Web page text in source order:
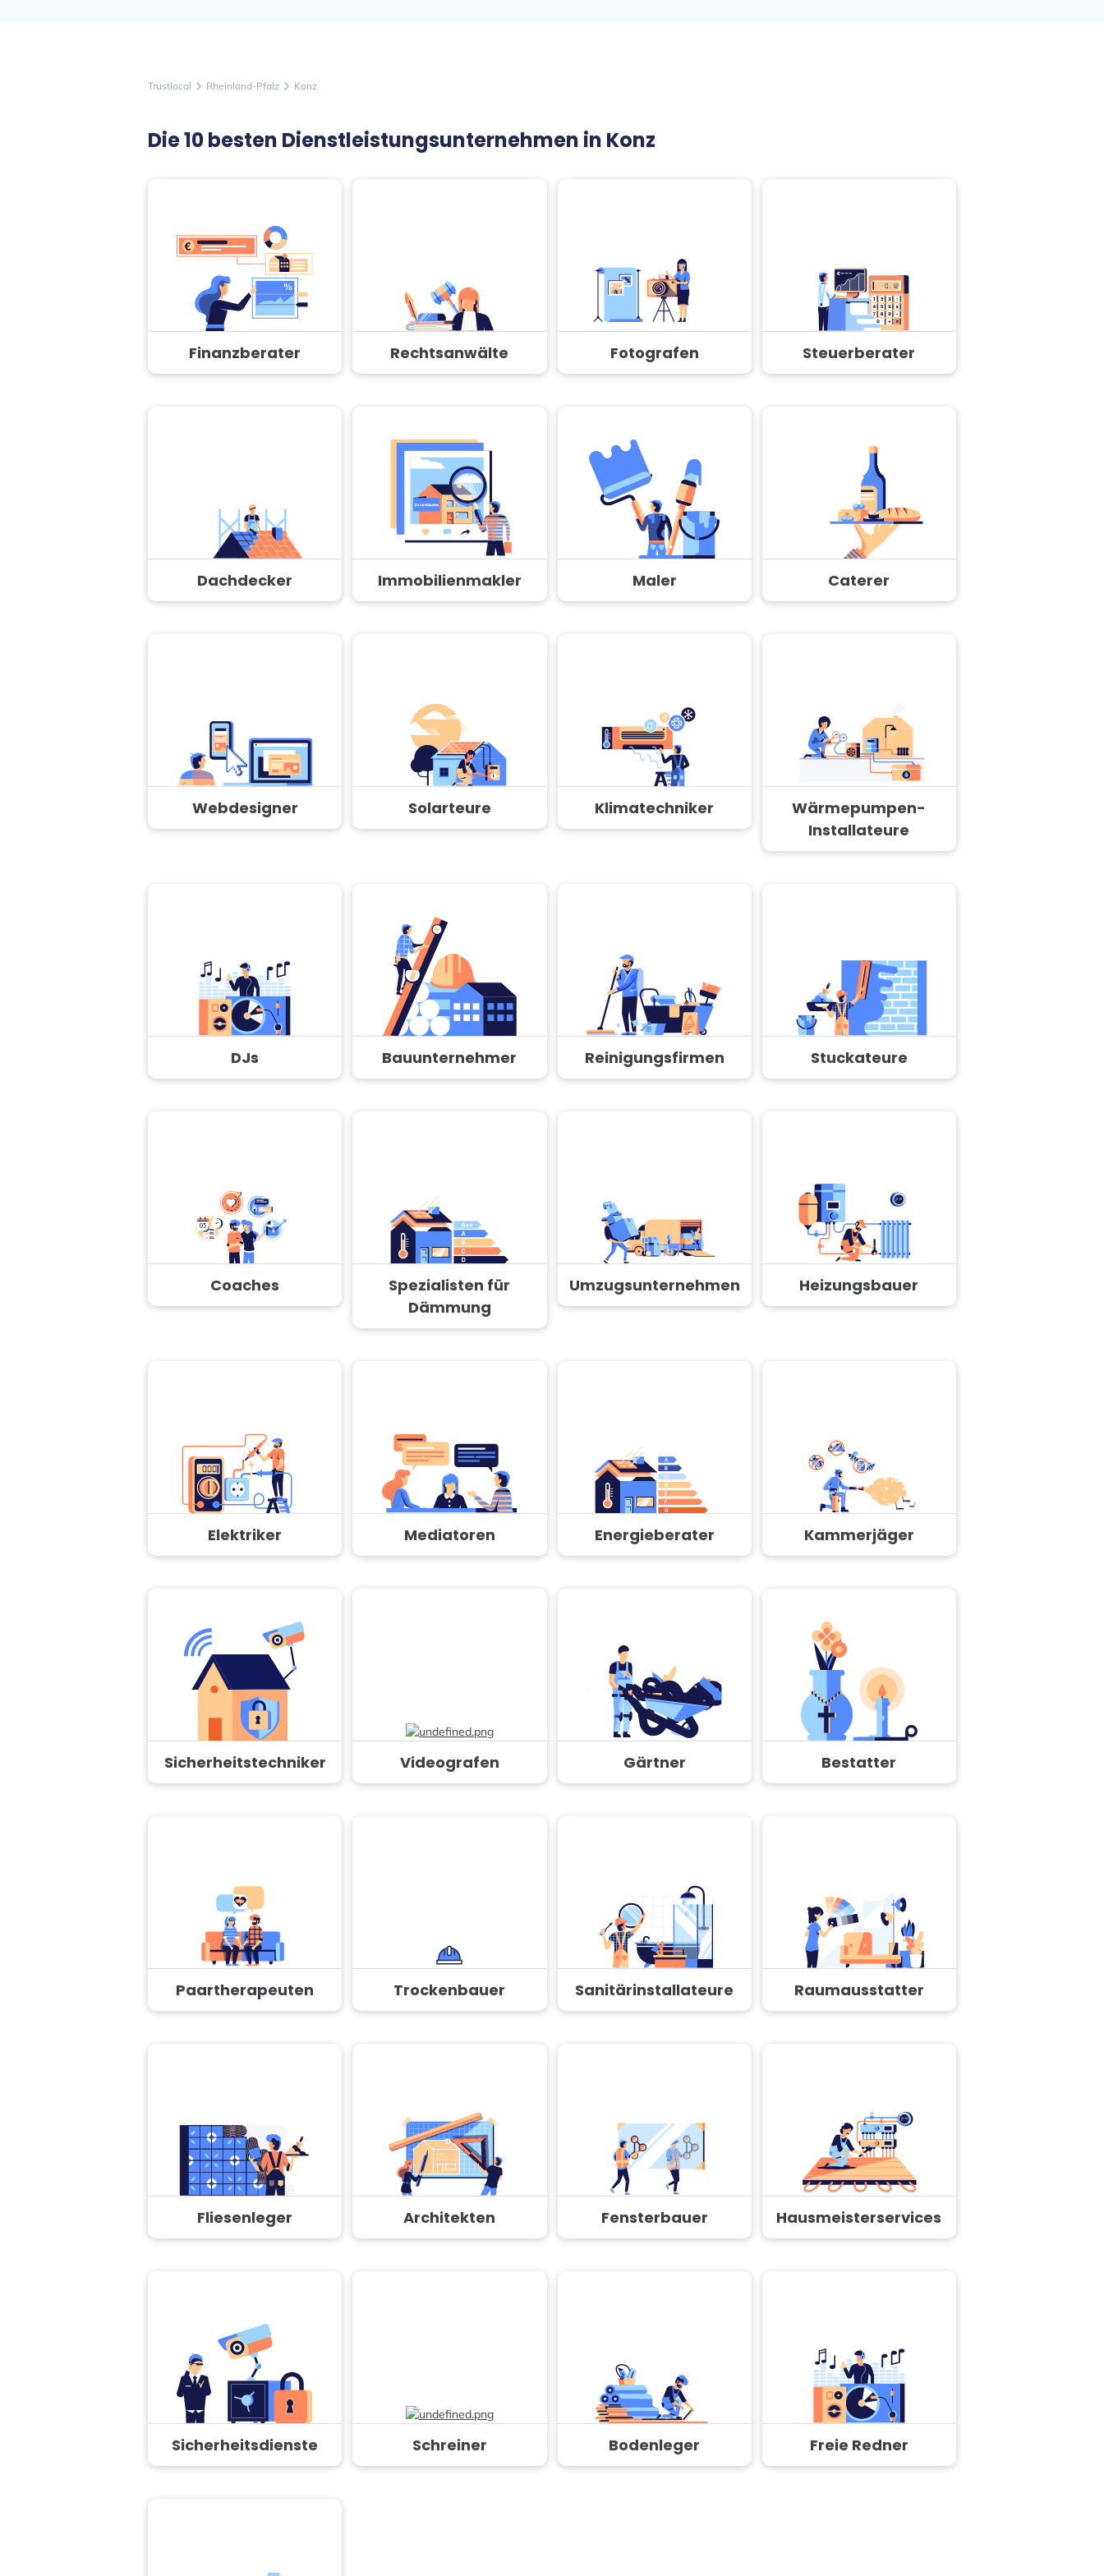
Trustlocal arrow_forward_ios Rheinland-Pfalz arrow_forward_ios Konz
Die 10 besten Dienstleistungsunternehmen in Konz
Finanzberater Rechtsanwälte Fotografen Steuerberater
Dachdecker Immobilienmakler Maler Caterer
Webdesigner Solarteure Klimatechniker
Wärmepumpen-
Installateure
DJs Bauunternehmer Reinigungsfirmen Stuckateure
Coaches
Spezialisten für
Dämmung
Umzugsunternehmen Heizungsbauer
Elektriker Mediatoren Energieberater Kammerjäger
Sicherheitstechniker Videografen Gärtner Bestatter
Paartherapeuten Trockenbauer Sanitärinstallateure Raumausstatter
Fliesenleger Architekten Fensterbauer Hausmeisterservices
Sicherheitsdienste Schreiner Bodenleger Freie Redner